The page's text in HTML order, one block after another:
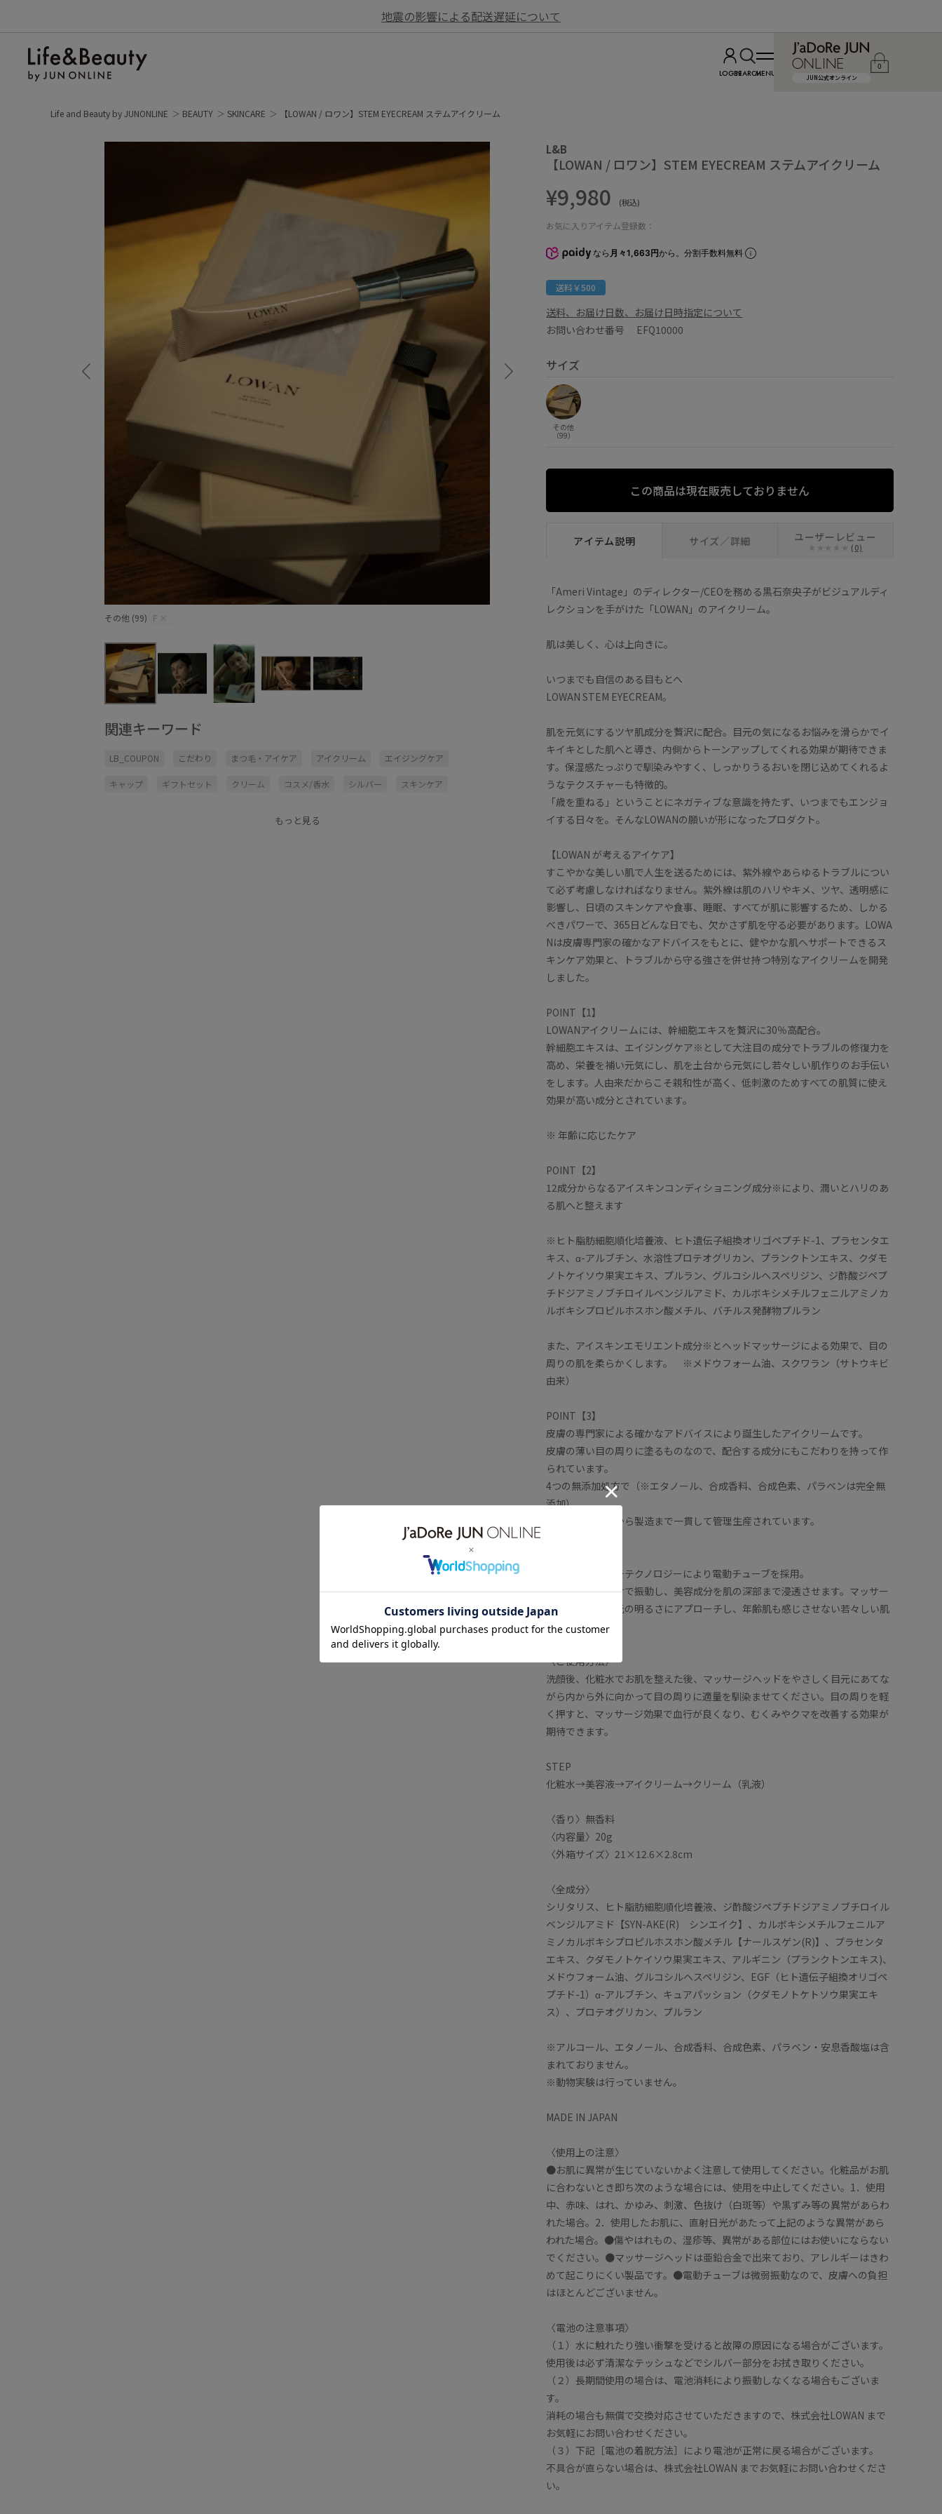
地震の影響による配送遅延について
LOGINSEARCHMENU JUN公式オンライン
0
Life and Beauty by JUNONLINE BEAUTY SKINCARE 【LOWAN / ロワン】STEM EYECREAM ステムアイクリーム
その他 (99) F ×
関連キーワード
LB_COUPON こだわり まつ毛・アイケア アイクリーム エイジングケア
キャップ ギフトセット クリーム コスメ/香水 シルバー スキンケア
もっと見る
L&B
【LOWAN / ロワン】STEM EYECREAM ステムアイクリーム
¥9,980 (税込)
お気に入りアイテム登録数：
なら 月々1,663円から。分割手数料無料
送料￥500
送料、お届け日数、お届け日時指定について
お問い合わせ番号 EFQ10000
サイズ
その他
（99）
この商品は現在販売しておりません
アイテム説明 サイズ／詳細 ユーザーレビュー
(0)
「Ameri Vintage」のディレクター/CEOを務める黒石奈央子がビジュアルディ
レクションを手がけた「LOWAN」のアイクリーム。
肌は美しく、心は上向きに。
いつまでも自信のある目もとへ
LOWAN STEM EYECREAM。
肌を元気にするツヤ肌成分を贅沢に配合。目元の気になるお悩みを滑らかでイ
キイキとした肌へと導き、内側からトーンアップしてくれる効果が期待できま
す。保湿感たっぷりで馴染みやすく、しっかりうるおいを閉じ込めてくれるよ
うなテクスチャーも特徴的。
「歳を重ねる」ということにネガティブな意識を持たず、いつまでもエンジョ
イする日々を。そんなLOWANの願いが形になったプロダクト。
【LOWAN が考えるアイケア】
すこやかな美しい肌で人生を送るためには、紫外線やあらゆるトラブルについ
て必ず考慮しなければなりません。紫外線は肌のハリやキメ、ツヤ、透明感に
影響し、日頃のスキンケアや食事、睡眠、すべてが肌に影響するため、しかる
べきパワーで、365日どんな日でも、欠かさず肌を守る必要があります。LOWA
Nは皮膚専門家の確かなアドバイスをもとに、健やかな肌へサポートできるス
キンケア効果と、トラブルから守る強さを併せ持つ特別なアイクリームを開発
しました。
POINT【1】
LOWANアイクリームには、幹細胞エキスを贅沢に30％高配合。
幹細胞エキスは、エイジングケア※として大注目の成分でトラブルの修復力を
高め、栄養を補い元気にし、肌を土台から元気にし若々しい肌作りのお手伝い
をします。人由来だからこそ親和性が高く、低刺激のためすべての肌質に使え
効果が高い成分とされています。
※ 年齢に応じたケア
POINT【2】
12成分からなるアイスキンコンディショニング成分※により、潤いとハリのあ
る肌へと整えます
※ヒト脂肪細胞順化培養液、ヒト遺伝子組換オリゴペプチド-1、プラセンタエ
キス、α-アルブチン、水溶性プロテオグリカン、プランクトンエキス、クダモ
ノトケイソウ果実エキス、プルラン、グルコシルヘスペリジン、ジ酢酸ジペプ
チドジアミノブチロイルベンジルアミド、カルボキシメチルフェニルアミノカ
ルボキシプロピルホスホン酸メチル、バチルス発酵物プルラン
また、アイスキンエモリエント成分※とヘッドマッサージによる効果で、目の
周りの肌を柔らかくします。 ※メドウフォーム油、スクワラン（サトウキビ
由来）
POINT【3】
皮膚の専門家による確かなアドバイスにより誕生したアイクリームです。
皮膚の薄い目の周りに塗るものなので、配合する成分にもこだわりを持って作
られています。
4つの無添加処方で（※エタノール、合成香料、合成色素、パラベンは完全無
添加）
日本で処方設計から製造まで一貫して管理生産されています。
最先端ストレッチテクノロジーにより電動チューブを採用。
皮膚に触れるだけで振動し、美容成分を肌の深部まで浸透させます。マッサー
ジ効果により目元の明るさにアプローチし、年齢肌も感じさせない若々しい肌
へと導きます。
〈ご使用方法〉
洗顔後、化粧水でお肌を整えた後、マッサージヘッドをやさしく目元にあてな
がら内から外に向かって目の周りに適量を馴染ませてください。目の周りを軽
く押すと、マッサージ効果で血行が良くなり、むくみやクマを改善する効果が
期待できます。
STEP
化粧水→美容液→アイクリーム→クリーム（乳液）
〈香り〉無香料
〈内容量〉20g
〈外箱サイズ〉21×12.6×2.8cm
〈全成分〉
シリタリス、ヒト脂肪細胞順化培養液、ジ酢酸ジペプチドジアミノブチロイル
ベンジルアミド【SYN-AKE(R) シンエイク】、カルボキシメチルフェニルア
ミノカルボキシプロピルホスホン酸メチル【ナールスゲン(R)】、プラセンタ
エキス、クダモノトケイソウ果実エキス、アルギニン（プランクトンエキス)、
メドウフォーム油、グルコシルヘスペリジン、EGF（ヒト遺伝子組換オリゴペ
プチド-1）α-アルブチン、キュアパッション（クダモノトケトソウ果実エキ
ス）、プロテオグリカン、プルラン
※アルコール、エタノール、合成香料、合成色素、パラベン・安息香酸塩は含
まれておりません。
※動物実験は行っていません。
MADE IN JAPAN
〈使用上の注意〉
●お肌に異常が生じていないかよく注意して使用してください。化粧品がお肌
に合わないとき即ち次のような場合には、使用を中止してください。1．使用
中、赤味、はれ、かゆみ、刺激、色抜け（白斑等）や黒ずみ等の異常があらわ
れた場合。2．使用したお肌に、直射日光があたって上記のような異常があら
われた場合。●傷やはれもの、湿疹等、異常がある部位にはお使いにならない
でください。●マッサージヘッドは亜鉛合金で出来ており、アレルギーはきわ
めて起こりにくい製品です。●電動チューブは微弱振動なので、皮膚への負担
はほとんどございません。
〈電池の注意事項〉
（１）水に触れたり強い衝撃を受けると故障の原因になる場合がございます。
使用後は必ず清潔なテッシュなどでシルバー部分をお拭き取りください。
（２）長期間使用の場合は、電池消耗により振動しなくなる場合もございま
す。
消耗の場合も無償で交換対応させていただきますので、株式会社LOWAN まで
お気軽にお問い合わせください。
（３）下記［電池の着脱方法］により電池が正常に戻る場合がございます。
不具合が直らない場合は、株式会社LOWAN までお気軽にお問い合わせくださ
い。